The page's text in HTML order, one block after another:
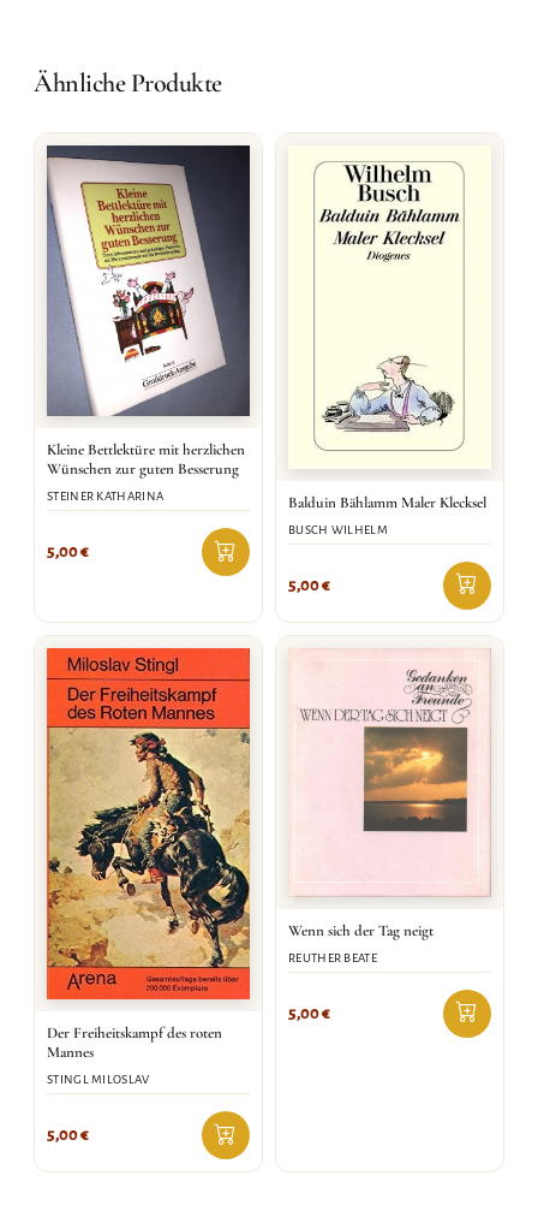
Ähnliche Produkte
Kleine Bettlektüre mit herzlichen
Wünschen zur guten Besserung
STEINER KATHARINA
5,00€
Balduin Bählamm Maler Klecksel
BUSCH WILHELM
5,00€
Der Freiheitskampf des roten
Mannes
STINGL MILOSLAV
5,00€
Wenn sich der Tag neigt
REUTHER BEATE
5,00€